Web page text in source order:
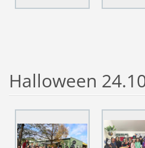
Halloween